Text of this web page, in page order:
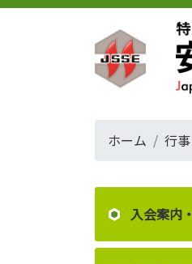
ホーム 行事
入会案内